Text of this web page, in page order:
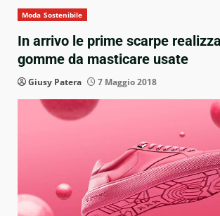
Moda Sostenibile
In arrivo le prime scarpe
gomme da masticare usate
Giusy Patera 7 Maggio 2018